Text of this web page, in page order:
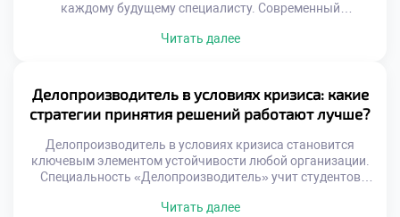
каждому будущему специалисту. Современный
операций, а универсального сотрудника. Конкуренция за
кандидата среди сотен других соискателей. Рынок труда
динамично меняется под влиянием цифровых технологий
и новых стандартов. […]
Читать далее
Делопроизводитель в условиях кризиса: какие
стратегии принятия решений работают лучше?
Делопроизводитель в условиях кризиса становится
ключевым элементом устойчивости любой организации.
Специальность «Делопроизводитель» учит студентов
внешним условиям. Грамотные решения специалиста
Читать далее